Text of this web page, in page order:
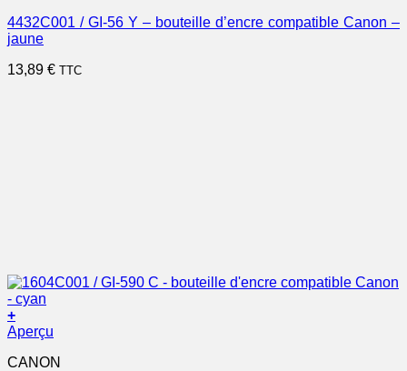
4432C001 / GI-56 Y – bouteille d’encre compatible Canon –
jaune
13,89 € TTC
+
Aperçu
CANON